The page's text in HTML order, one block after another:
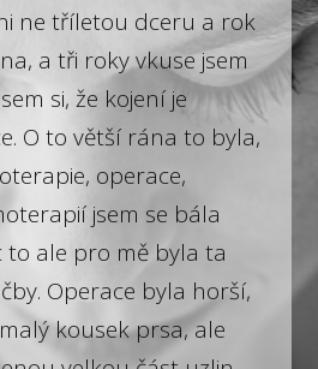
ne tříletou dceru a rok
a tři roky vkuse jsem
si, že kojení je
O to větší rána to byla,
operace,
jsem se bála
to ale pro mě byla ta
Operace byla horší,
kousek prsa, ale